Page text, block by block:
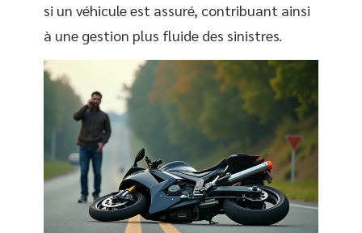
si un véhicule est assuré, contribuant ainsi
à une gestion plus fluide des sinistres.